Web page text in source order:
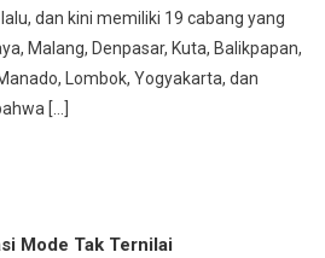
dan kini memiliki 19 cabang yang
Malang, Denpasar, Kuta, Balikpapan,
Lombok, Yogyakarta, dan
[…]
Mode Tak Ternilai